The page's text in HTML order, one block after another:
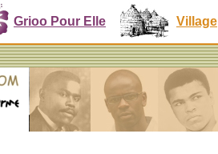
Grioo Pour Elle Village